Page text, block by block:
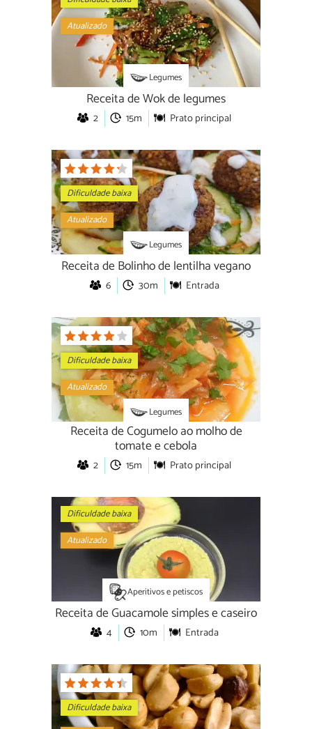
Atualizado
Legumes
Receita de Wok de legumes
2 15m Prato principal
Dificuldade baixa
Atualizado
Legumes
Receita de Bolinho de lentilha vegano
6 30m Entrada
Dificuldade baixa
Atualizado
Legumes
Receita de Cogumelo ao molho de
tomate e cebola
2 15m Prato principal
Dificuldade baixa
Atualizado
Aperitivos e petiscos
Receita de Guacamole simples e caseiro
4 10m Entrada
Dificuldade baixa